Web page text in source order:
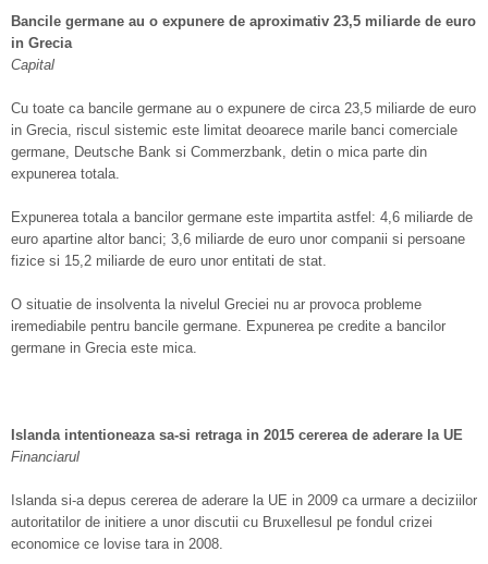
Bancile germane au o expunere de aproximativ 23,5 miliarde de euro
in Grecia
Capital
Cu toate ca bancile germane au o expunere de circa 23,5 miliarde de euro
in Grecia, riscul sistemic este limitat deoarece marile banci comerciale
germane, Deutsche Bank si Commerzbank, detin o mica parte din
expunerea totala.
Expunerea totala a bancilor germane este impartita astfel: 4,6 miliarde de
euro apartine altor banci; 3,6 miliarde de euro unor companii si persoane
fizice si 15,2 miliarde de euro unor entitati de stat.
O situatie de insolventa la nivelul Greciei nu ar provoca probleme
iremediabile pentru bancile germane. Expunerea pe credite a bancilor
germane in Grecia este mica.
Islanda intentioneaza sa-si retraga in 2015 cererea de aderare la UE
Financiarul
Islanda si-a depus cererea de aderare la UE in 2009 ca urmare a deciziilor
autoritatilor de initiere a unor discutii cu Bruxellesul pe fondul crizei
economice ce lovise tara in 2008.